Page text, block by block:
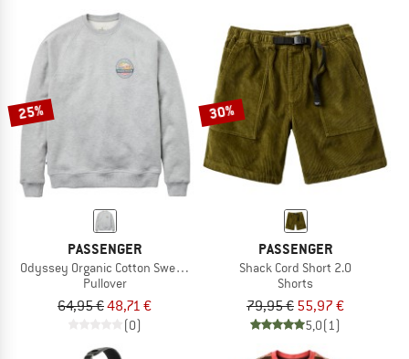
25%
PASSENGER
Odyssey Organic Cotton Sweater
Pullover
64,95 €48,71 €
(0)
30%
PASSENGER
Shack Cord Short 2.0
Shorts
79,95 € 55,97 €
5,0(1)